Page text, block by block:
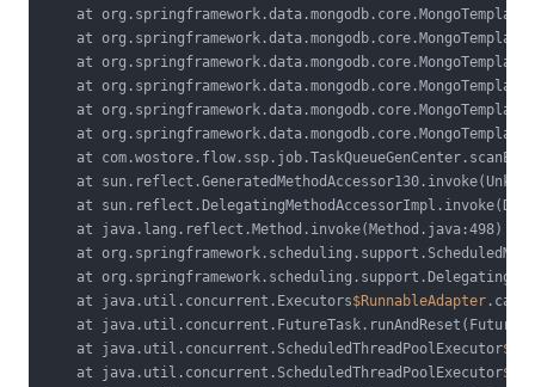
at
at
at
at
at
at
at
at
at
    at java.lang.reflect.Method.invoke(Method.java:498)
at
at
    at java.util.concurrent.Executors
$RunnableAdapter
at
    at java.util.concurrent.ScheduledThreadPoolExecutor
    at java.util.concurrent.ScheduledThreadPoolExecutor